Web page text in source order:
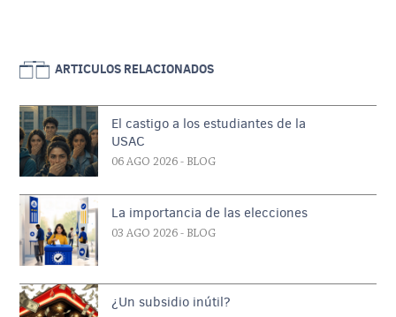
ARTICULOS RELACIONADOS
El castigo a los estudiantes de la
USAC
06 AGO 2026 - BLOG
La importancia de las elecciones
03 AGO 2026 - BLOG
¿Un subsidio inútil?